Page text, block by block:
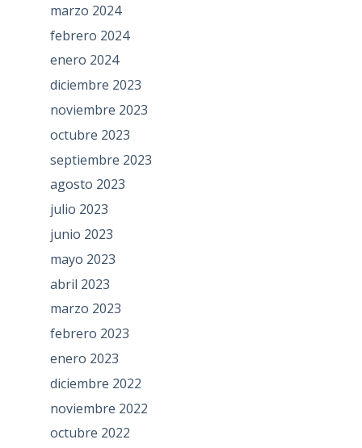
marzo 2024
febrero 2024
enero 2024
diciembre 2023
noviembre 2023
octubre 2023
septiembre 2023
agosto 2023
julio 2023
junio 2023
mayo 2023
abril 2023
marzo 2023
febrero 2023
enero 2023
diciembre 2022
noviembre 2022
octubre 2022